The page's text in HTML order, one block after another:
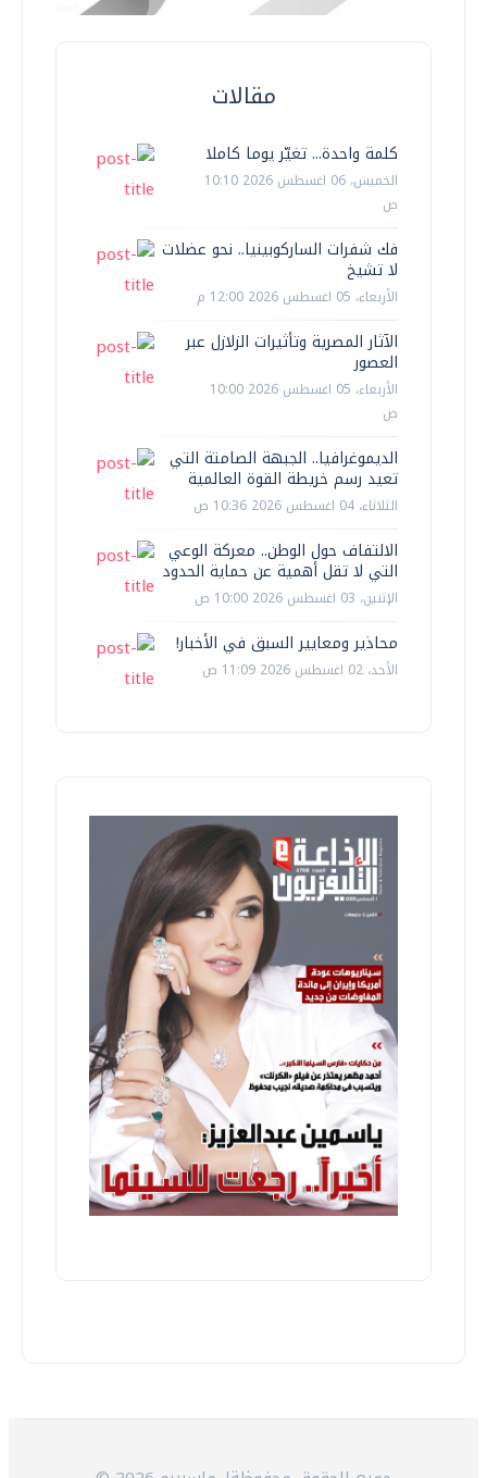
مقالات
كلمة واحدة... تغيّر يوما كاملا
الخميس، 06 اغسطس 2026 10:10
ص
فك شفرات الساركوبينيا.. نحو عضلات
لا تشيخ
الأربعاء، 05 اغسطس 2026 12:00 م
الآثار المصرية وتأثيرات الزلازل عبر
العصور
الأربعاء، 05 اغسطس 2026 10:00
ص
الديموغرافيا.. الجبهة الصامتة التي
تعيد رسم خريطة القوة العالمية
الثلاثاء، 04 اغسطس 2026 10:36 ص
الالتفاف حول الوطن.. معركة الوعي
التي لا تقل أهمية عن حماية الحدود
الإثنين، 03 اغسطس 2026 10:00 ص
محاذير ومعايير السبق في الأخبار!
الأحد، 02 اغسطس 2026 11:09 ص